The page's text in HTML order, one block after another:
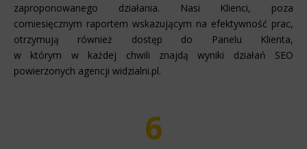
zaproponowanego działania. Nasi Klienci, poza
comiesięcznym raportem wskazującym na efektywność prac,
otrzymują również dostęp do Panelu Klienta,
w którym w każdej chwili znajdą wyniki działań SEO
powierzonych agencji widzialni.pl.
6